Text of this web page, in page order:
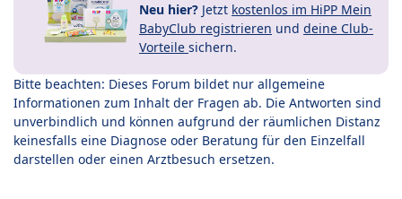
Neu hier? Jetzt kostenlos im HiPP Mein
BabyClub registrieren und deine Club-
Vorteile sichern.
Bitte beachten: Dieses Forum bildet nur allgemeine
Informationen zum Inhalt der Fragen ab. Die Antworten sind
unverbindlich und können aufgrund der räumlichen Distanz
keinesfalls eine Diagnose oder Beratung für den Einzelfall
darstellen oder einen Arztbesuch ersetzen.